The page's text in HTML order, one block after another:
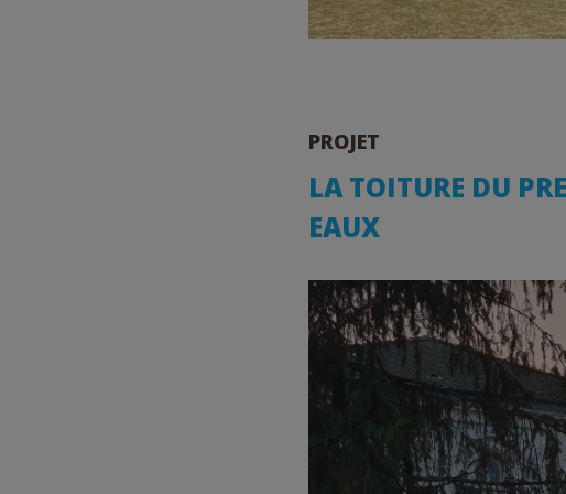
PROJET
LA TOITURE DU
EAUX